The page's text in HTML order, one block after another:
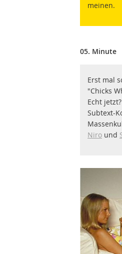
meinen.
05. Minute
Erst mal
"Chicks
Echt
Subtext-
Niro und